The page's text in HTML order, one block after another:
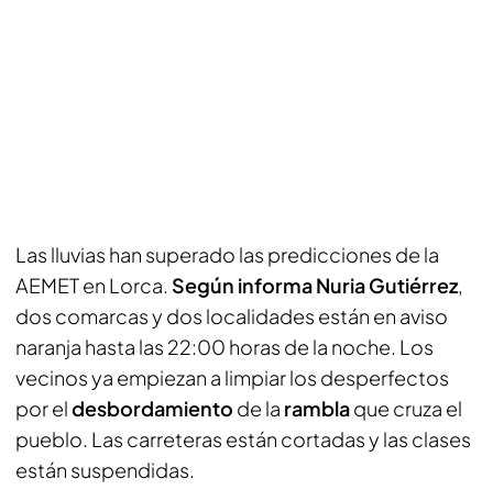
Las lluvias han superado las predicciones de la
AEMET en Lorca. Según informa Nuria Gutiérrez,
dos comarcas y dos localidades están en aviso
naranja hasta las 22:00 horas de la noche. Los
vecinos ya empiezan a limpiar los desperfectos
por eldesbordamiento de la ramblaque cruza el
pueblo. Las carreteras están cortadas y las clases
están suspendidas.